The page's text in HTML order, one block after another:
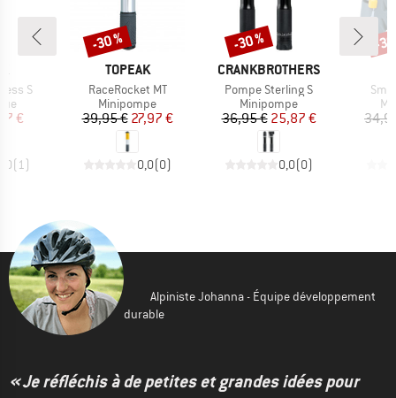
S
réduit
€
(1)
MARQUE
TOPEAK
Article
RaceRocket MT
Product group
Minipompe
Prix
39,95 €Prix réduit
27,97 €
0,0(0)
Remise
-30 %
MARQUE
CRANKBROTHERS
Article
Pompe Sterling S
Product group
Minipompe
Prix
36,95 €Prix réduit
25,87 €
0,0(0)
Remise
-30 % -
Alpiniste Johanna - Équipe développement
durable
« Je réfléchis à de petites et grandes idées pour